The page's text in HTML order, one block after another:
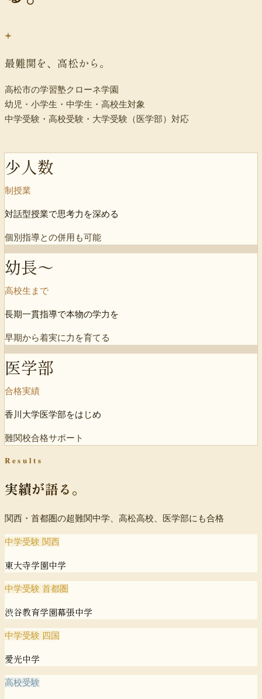
最難関を、高松から。
高松市の学習塾クローネ学園
幼児・小学生・中学生・高校生対象
中学受験・高校受験・大学受験（医学部）対応
少人数
制授業
対話型授業で思考力を深める
個別指導との併用も可能
幼長〜
高校生まで
長期一貫指導で本物の学力を
早期から着実に力を育てる
医学部
合格実績
香川大学医学部をはじめ
難関校合格サポート
Results
実績が語る。
関西・首都圏の超難関中学、高松高校、医学部にも合格
中学受験 関西
東大寺学園中学
中学受験 首都圏
渋谷教育学園幕張中学
中学受験 四国
愛光中学
高校受験